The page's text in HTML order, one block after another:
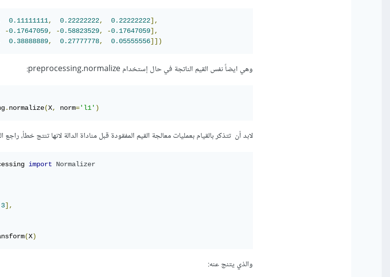
0.11111111, 0.22222222, 0.22222222],
-0.17647059, -0.58823529, -0.17647059],
0.38888889, 0.27777778, 0.05555556]])
وهي ايضاً نفس القيم الناتجة في حال إستخدام preprocessing.normalize:
. normalize(X, norm='l1' )
لابد أن تتذكر بالقيام بعمليات معالجة القيم المفقودة قبل مناداة الدالة لانها تنتج خطأ، راجع
import
Normalizer
3],
(X)
والذي يتنج عنه: